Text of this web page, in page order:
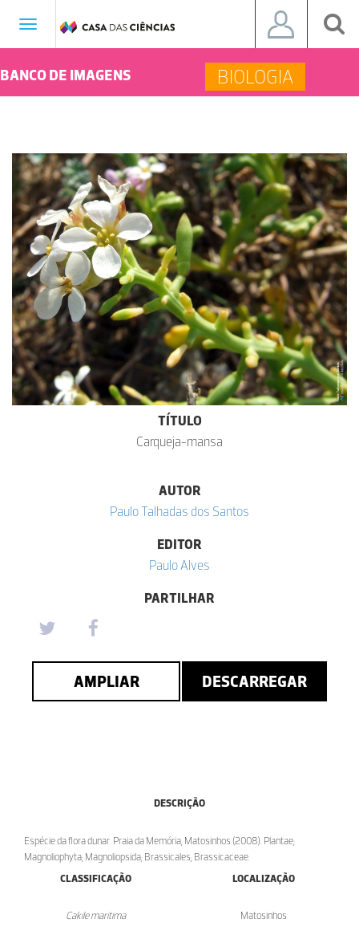
Toggle
BANCO DE IMAGENS BIOLOGIA
TÍTULO
Carqueja-mansa
AUTOR
Paulo Talhadas dos Santos
EDITOR
Paulo Alves
PARTILHAR
AMPLIAR DESCARREGAR
DESCRIÇÃO
Espécie da flora dunar. Praia da Memória, Matosinhos (2008). Plantae;
Magnoliophyta; Magnoliopsida; Brassicales; Brassicaceae.
CLASSIFICAÇÃO
Cakile maritima
LOCALIZAÇÃO
Matosinhos